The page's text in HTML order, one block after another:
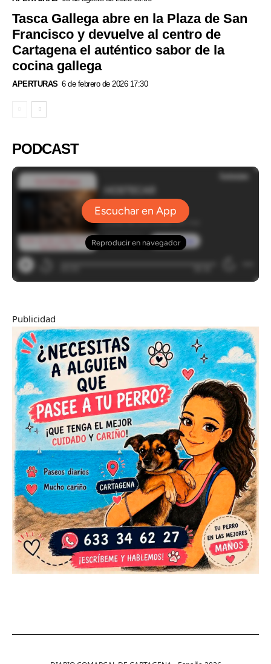
Tasca Gallega abre en la Plaza de San
Francisco y devuelve al centro de
Cartagena el auténtico sabor de la
cocina gallega
APERTURAS 6 de febrero de 2026 17:30
PODCAST
Publicidad